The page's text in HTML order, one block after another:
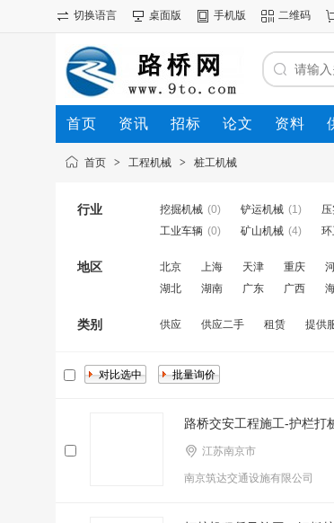
切换语言 桌面版 手机版 二维码
首页 资讯 招标 论文 资料
首页 > 工程机械 > 桩工机械
行业 挖掘机械 (0) 铲运机械 (1)
工业车辆 (0) 矿山机械 (4)
地区 北京 上海 天津 重庆
湖北
湖南 广东 广西
类别 供应 供应二手 租赁 提供
路桥交安工程施工-护栏打
江苏南京市
南京筑达交通设施有限公司